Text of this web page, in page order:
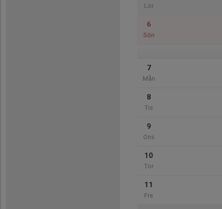
Lör
6
Sön
7
Mån
8
Tis
9
Ons
10
Tor
11
Fre